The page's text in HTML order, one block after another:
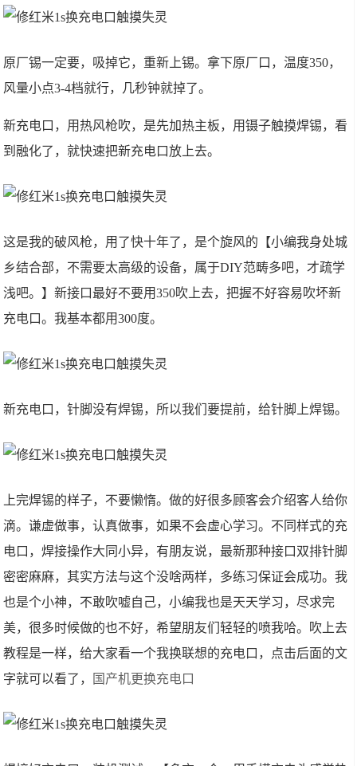
原厂锡一定要，吸掉它，重新上锡。拿下原厂口，温度350，
风量小点3-4档就行，几秒钟就掉了。
新充电口，用热风枪吹，是先加热主板，用镊子触摸焊锡，看
到融化了，就快速把新充电口放上去。
这是我的破风枪，用了快十年了，是个旋风的【小编我身处城
乡结合部，不需要太高级的设备，属于DIY范畴多吧，才疏学
浅吧。】新接口最好不要用350吹上去，把握不好容易吹坏新
充电口。我基本都用300度。
新充电口，针脚没有焊锡，所以我们要提前，给针脚上焊锡。
上完焊锡的样子，不要懒惰。做的好很多顾客会介绍客人给你
滴。谦虚做事，认真做事，如果不会虚心学习。不同样式的充
电口，焊接操作大同小异，有朋友说，最新那种接口双排针脚
密密麻麻，其实方法与这个没啥两样，多练习保证会成功。我
也是个小神，不敢吹嘘自己，小编我也是天天学习，尽求完
美，很多时候做的也不好，希望朋友们轻轻的喷我哈。吹上去
教程是一样，给大家看一个我换联想的充电口，点击后面的文
字就可以看了，
国产机更换充电口